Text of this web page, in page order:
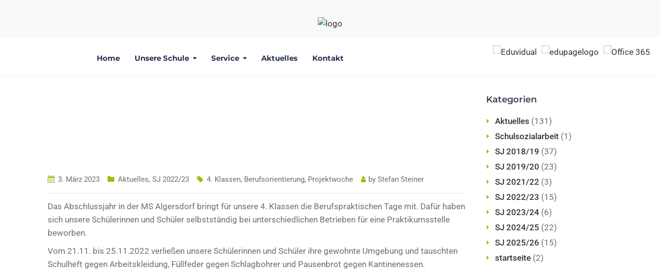
Home Unsere Schule Service Aktuelles Kontakt
3. März 2023 Aktuelles, SJ 2022/23 4. Klassen, Berufsorientierung, Projektwoche by Stefan Steiner
Das Abschlussjahr in der MS Algersdorf bringt für unsere 4. Klassen die Berufspraktischen Tage mit. Dafür haben
sich unsere Schülerinnen und Schüler selbstständig bei unterschiedlichen Betrieben für eine Praktikumsstelle
beworben.
Vom 21.11. bis 25.11.2022 verließen unsere Schülerinnen und Schüler ihre gewohnte Umgebung und tauschten
Schulheft gegen Arbeitskleidung, Füllfeder gegen Schlagbohrer und Pausenbrot gegen Kantinenessen.
Kategorien
Aktuelles (131)
Schulsozialarbeit(1)
SJ 2018/19 (37)
SJ 2019/20 (23)
SJ 2021/22 (3)
SJ 2022/23 (15)
SJ 2023/24(6)
SJ 2024/25 (22)
SJ 2025/26 (15)
startseite(2)